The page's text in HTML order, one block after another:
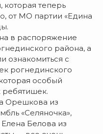
теперь
от МО партии «Едина
в распоряжение
района, а
ознакомиться с
рогнединского
особый
ребятишек.
Орешкова из
«Селяночка»,
Белова из